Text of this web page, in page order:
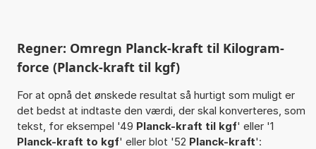
Regner: Omregn Planck-kraft til Kilogram-
force (Planck-kraft til kgf)
For at opnå det ønskede resultat så hurtigt som muligt er
det bedst at indtaste den værdi, der skal konverteres, som
tekst, for eksempel '49 Planck-kraft til kgf' eller '1
Planck-kraft to kgf' eller blot '52 Planck-kraft':